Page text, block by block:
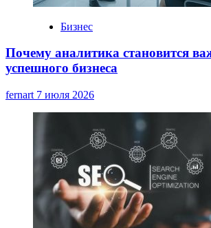
Бизнес
Почему аналитика становится
успешного бизнеса
fernart 7 июля 2026